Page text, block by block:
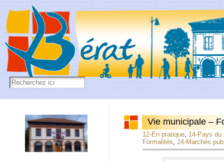
Vie municipale –
12-En pratique, 14-Pays du
Formalités, 24-Marchés